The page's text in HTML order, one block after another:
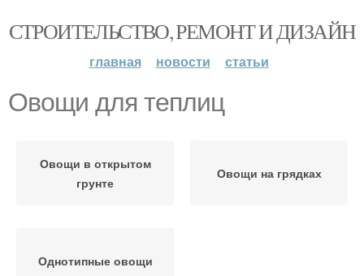
СТРОИТЕЛЬСТВО, РЕМОНТ И ДИЗАЙН
главная новости статьи
Овощи для теплиц
Овощи в открытом
грунте
Овощи на грядках
Однотипные овощи